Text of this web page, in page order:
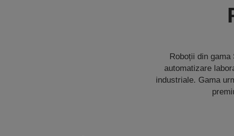
Roboții din
automatizare
industriale. Gama